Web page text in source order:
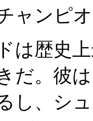
ャンピ
は歴史
だ。彼
し、シ